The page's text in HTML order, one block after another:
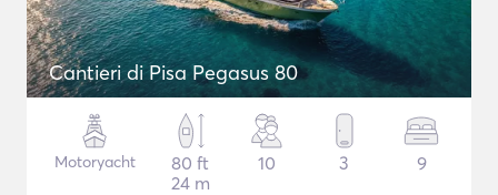
Cantieri di Pisa Pegasus 80
Motoryacht
80 ft
24 m
10 3 9